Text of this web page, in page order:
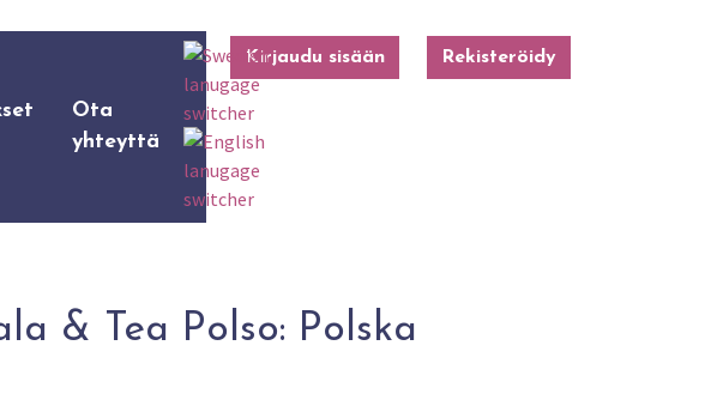
Kirjaudu sisään Rekisteröidy
Ota
yhteyttä
& Tea Polso: Polska